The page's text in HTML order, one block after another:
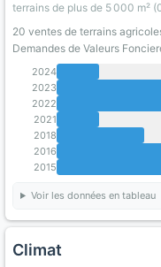
terrains de plus de 5 000 m²
20 ventes de terrains
Demandes de Valeurs
2024
2023
2022
2021
2018
2016
2015
Voir les données en tableau
Climat